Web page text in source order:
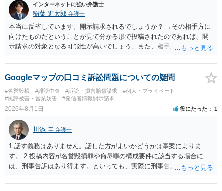
インターネットに強い弁護士
稲葉 進太郎 弁護士
本当に反省しています。開示請求されるでしょうか？ →その相手方に
向けたものだということが見て分かる形で投稿されたのであれば、開
示請求の対象となる可能性が高いでしょう。また、相手方の投稿した
と存じます。発信者情報開示請求が進むと、投稿に使った回線の契約
者のところに、意見照会がなされます。アカウント情報開示の場合
は、アカウントの登録メールに意見照会がなされます。 また、された
場合賠償金はいくらでしょうか。 →ケースバイケースであり、数万円
から１００万単位まで様々でしょう。裁判外であれば交渉して相手方
Googleマップの口コミ訴訟問題についての疑問
#名誉毀損 #誹謗中傷 #訴訟・損害賠償請求
#個人・プライベート
#風評被害・営業妨害
#発信者情報開示請求
2026年8月1日 役にたった 1
川添 圭 弁護士
1.話す義務はありません。話した方がよいかどうかは事案によりま
す。 2.投稿内容が名誉毀損罪や侮辱罪の構成要件に該当する場合に
は、刑事告訴はあり得ます。といっても、実際に刑事告訴に動くかど
です。Googleは電話番号の開示請求もできることが多いので、少しで